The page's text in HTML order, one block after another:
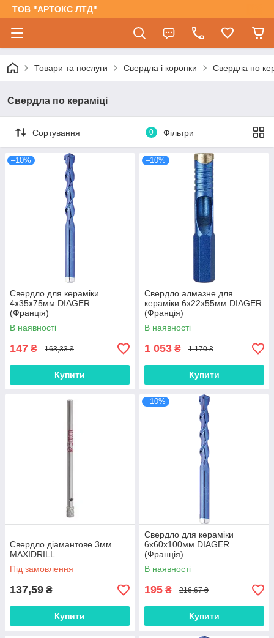
ТОВ "АРТОКС ЛТД"
Товари та послуги Свердла і коронки Свердла по
Свердла по кераміці
Сортування 0 Фільтри
–10%
Свердло для кераміки
4х35х75мм DIAGER
(Франція)
В наявності
147 ₴ 163,33 ₴
Купити
–10%
Свердло алмазне для
кераміки 6х22х55мм DIAGER
(Франція)
В наявності
1 053 ₴ 1 170 ₴
Купити
Свердло діамантове 3мм
MAXIDRILL
Під замовлення
137,59 ₴
Купити
–10%
Свердло для кераміки
6х60х100мм DIAGER
(Франція)
В наявності
195 ₴ 216,67 ₴
Купити